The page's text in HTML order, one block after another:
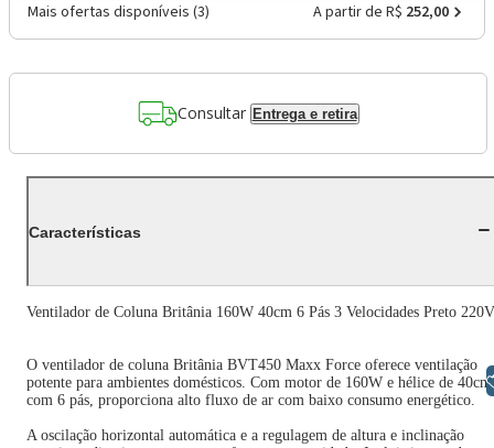
Mais ofertas disponíveis (3) A partir de R$ 252,00
Consultar Entrega e retira
Características
Ventilador de Coluna Britânia 160W 40cm 6 Pás 3 Velocidades Preto 220V
O ventilador de coluna Britânia BVT450 Maxx Force oferece ventilação
potente para ambientes domésticos. Com motor de 160W e hélice de 40cm
com 6 pás, proporciona alto fluxo de ar com baixo consumo energético.
A oscilação horizontal automática e a regulagem de altura e inclinação
Libras